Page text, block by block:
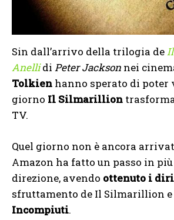
Sin dall’arrivo della trilogia de
Anellidi Peter Jackson nei
Tolkien hanno sperato di poter
giorno Il Silmarillion
TV.
Quel giorno non è ancora
Amazon ha fatto un passo in
direzione, avendo ottenuto i
sfruttamento de Il Silmarillion
Incompiuti.